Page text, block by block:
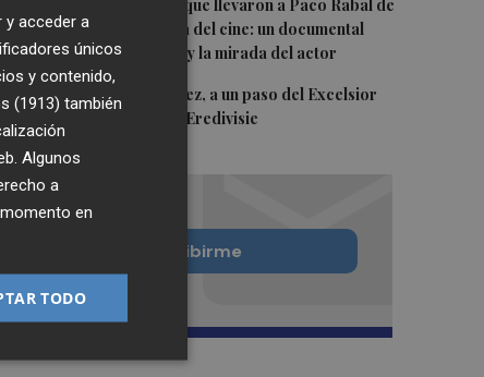
Las '200 vidas' que llevaron a Paco Rabal de
Águilas a la cima del cine: un documental
recupera la voz y la mirada del actor
5 Mario Domínguez, a un paso del Excelsior
Róterdam de la Eredivisie
Quiero suscribirme
acceder a
únicos
y contenido,
(1913) también
Algunos
a
en
TODO